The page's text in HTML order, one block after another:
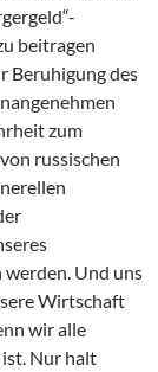
beitragen
Beruhigung des
zum
russischen
Und uns
Wirtschaft
wir alle
Nur halt